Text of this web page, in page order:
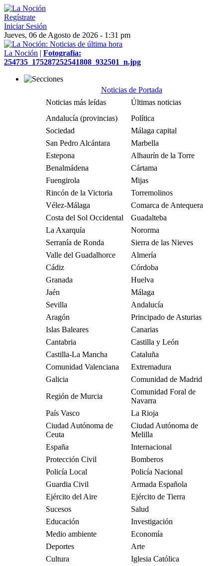
Regístrate
Iniciar Sesión
Jueves, 06 de Agosto de 2026 - 1:31 pm
La Noción | Fotografía:
254735_175287252541808_932501_n.jpg
Noticias de Portada
Noticias más leídas
Últimas noticias
Andalucía (provincias)
Política
Sociedad
Málaga capital
San Pedro Alcántara
Marbella
Estepona
Alhaurín de la Torre
Benalmádena
Cártama
Fuengirola
Mijas
Rincón de la Victoria
Torremolinos
Vélez-Málaga
Comarca de Antequera
Costa del Sol Occidental
Guadalteba
La Axarquía
Nororma
Serranía de Ronda
Sierra de las Nieves
Valle del Guadalhorce
Almería
Cádiz
Córdoba
Granada
Huelva
Jaén
Málaga
Sevilla
Andalucía
Aragón
Principado de Asturias
Islas Baleares
Canarias
Cantabria
Castilla y León
Castilla-La Mancha
Cataluña
Comunidad Valenciana
Extremadura
Galicia
Comunidad de Madrid
Región de Murcia
Comunidad Foral de
Navarra
País Vasco
La Rioja
Ciudad Autónoma de
Ceuta
Ciudad Autónoma de
Melilla
España
Internacional
Protección Civil
Bomberos
Policía Local
Policía Nacional
Guardia Civil
Armada Española
Ejército del Aire
Ejército de Tierra
Sucesos
Salud
Educación
Investigación
Medio ambiente
Economía
Deportes
Arte
Cultura
Iglesia Católica